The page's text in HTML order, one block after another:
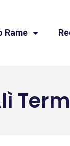
Rame